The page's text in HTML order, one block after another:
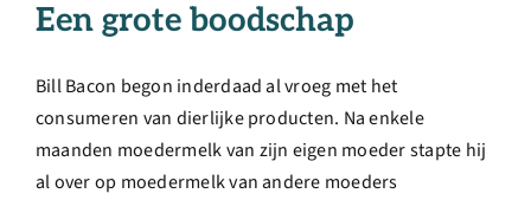
Een grote boodschap
Bill Bacon begon inderdaad al vroeg met het
consumeren van dierlijke producten. Na enkele
maanden moedermelk van zijn eigen moeder stapte hij
al over op moedermelk van andere moeders